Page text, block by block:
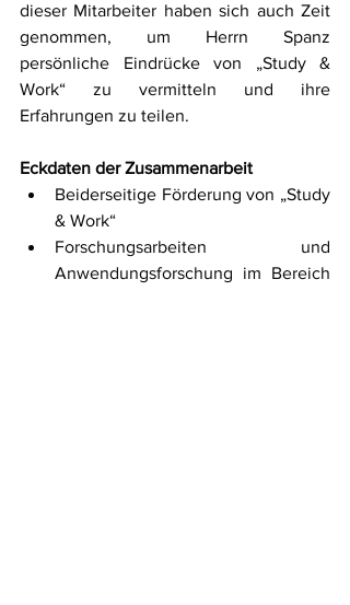
dieser Mitarbeiter haben sich auch Zeit
genommen, um Herrn Spanz
persönliche Eindrücke von „Study &
Work“ zu vermitteln und ihre
Erfahrungen zu teilen.
Eckdaten der Zusammenarbeit
Beiderseitige Förderung von „Study
& Work“
Forschungsarbeiten und
Anwendungsforschung im Bereich